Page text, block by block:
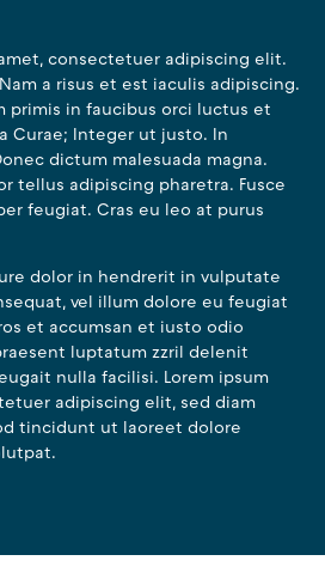
consectetuer adipiscing elit.
a risus et est iaculis adipiscing.
primis in faucibus orci luctus et
Curae; Integer ut justo. In
dictum malesuada magna.
tellus adipiscing pharetra. Fusce
feugiat. Cras eu leo at purus
dolor in hendrerit in vulputate
vel illum dolore eu feugiat
et accumsan et iusto odio
luptatum zzril delenit
nulla facilisi. Lorem ipsum
adipiscing elit, sed diam
tincidunt ut laoreet dolore